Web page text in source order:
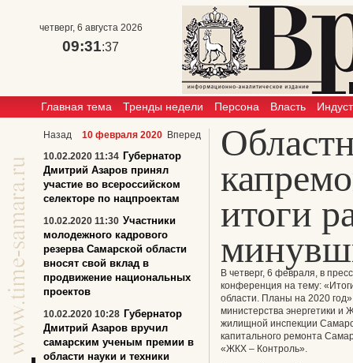
четверг, 6 августа 2026
09:31:37
Главная тема Тренды недели Персона Власть
итоги
В четверг, 6 февраля, в
конференция на тему:
области. Планы на 2020
министерства энергетики и
жилищной инспекции
капитального ремонта
«ЖКХ – Контроль».
Назад 10 февраля 2020 Вперед
10.02.2020 11:34 Губернатор
Дмитрий Азаров принял
участие во всероссийском
селекторе по нацпроектам
10.02.2020 11:30 Участники
молодежного кадрового
резерва Самарской области
вносят свой вклад в
продвижение национальных
проектов
10.02.2020 10:28 Губернатор
Дмитрий Азаров вручил
самарским ученым премии в
области науки и техники